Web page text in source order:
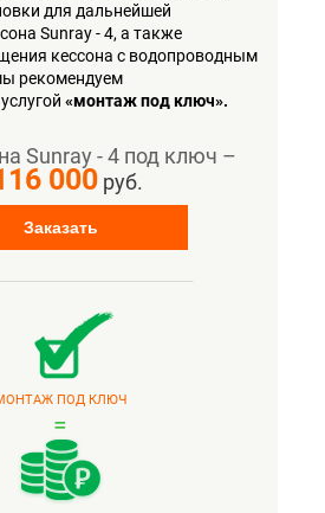
для дальнейшей
Sunray - 4, а также
кессона с водопроводным
рекомендуем
«монтаж под ключ».
Sunray - 4 под ключ –
000 руб.
Заказать
ПОД КЛЮЧ
=